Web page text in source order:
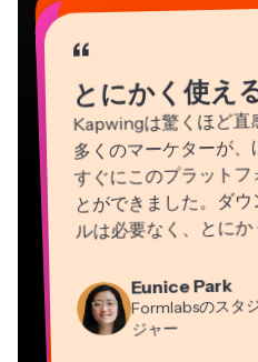
“
とにかく使え
Kapwingは驚くほど直
多くのマーケターが、
すぐにこのプラット
とができました。ダ
ルは必要なく、とにか
Eunice Park
Formlabsのスタ
ジャー
“
“
Grant Taleck
Panos
EPATHLON社
“
Kerry-lee Farla
Gracie Peng
コンテンツ担当
“
Martin James
動画エディター
Heidi Rae
教育
“
コンサルタント
Mitch
“
Dina Segovia
バーチャルフリ